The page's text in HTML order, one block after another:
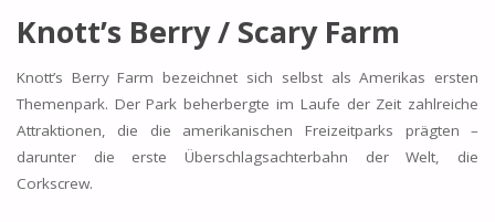
Knott’s Berry / Scary Farm
Knott’s Berry Farm bezeichnet sich selbst als Amerikas ersten
Themenpark. Der Park beherbergte im Laufe der Zeit zahlreiche
Attraktionen, die die amerikanischen Freizeitparks prägten –
darunter die erste Überschlagsachterbahn der Welt, die
Corkscrew.